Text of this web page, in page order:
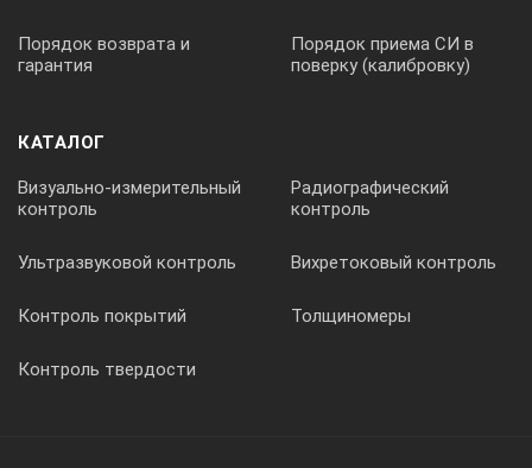
Порядок возврата и
гарантия
Порядок приема СИ в
поверку (калибровку)
КАТАЛОГ
Визуально-измерительный
контроль
Радиографический
контроль
Ультразвуковой контроль Вихретоковый контроль
Контроль покрытий Толщиномеры
Контроль твердости